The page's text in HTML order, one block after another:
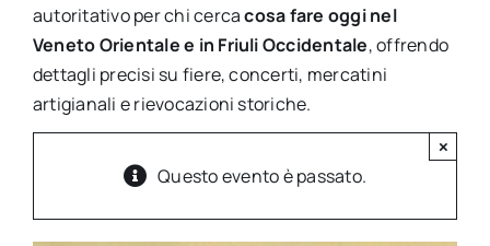
autoritativo per chi cercacosa fare oggi nel
Veneto Orientale e in Friuli Occidentale, offrendo
dettagli precisi su fiere, concerti, mercatini
artigianali e rievocazioni storiche.
Questo evento è passato.
×